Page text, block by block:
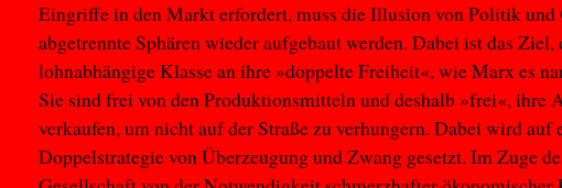
Eingriffe in den Markt erfordert, muss die Illusion von Politik und
abgetrennte Sphären wieder aufgebaut werden. Dabei ist das Ziel,
lohnabhängige Klasse an ihre »doppelte Freiheit«, wie Marx es
Sie sind frei von den Produktionsmitteln und deshalb »frei«, ihre
verkaufen, um nicht auf der Straße zu verhungern. Dabei wird auf
Doppelstrategie von Überzeugung und Zwang gesetzt. Im Zuge